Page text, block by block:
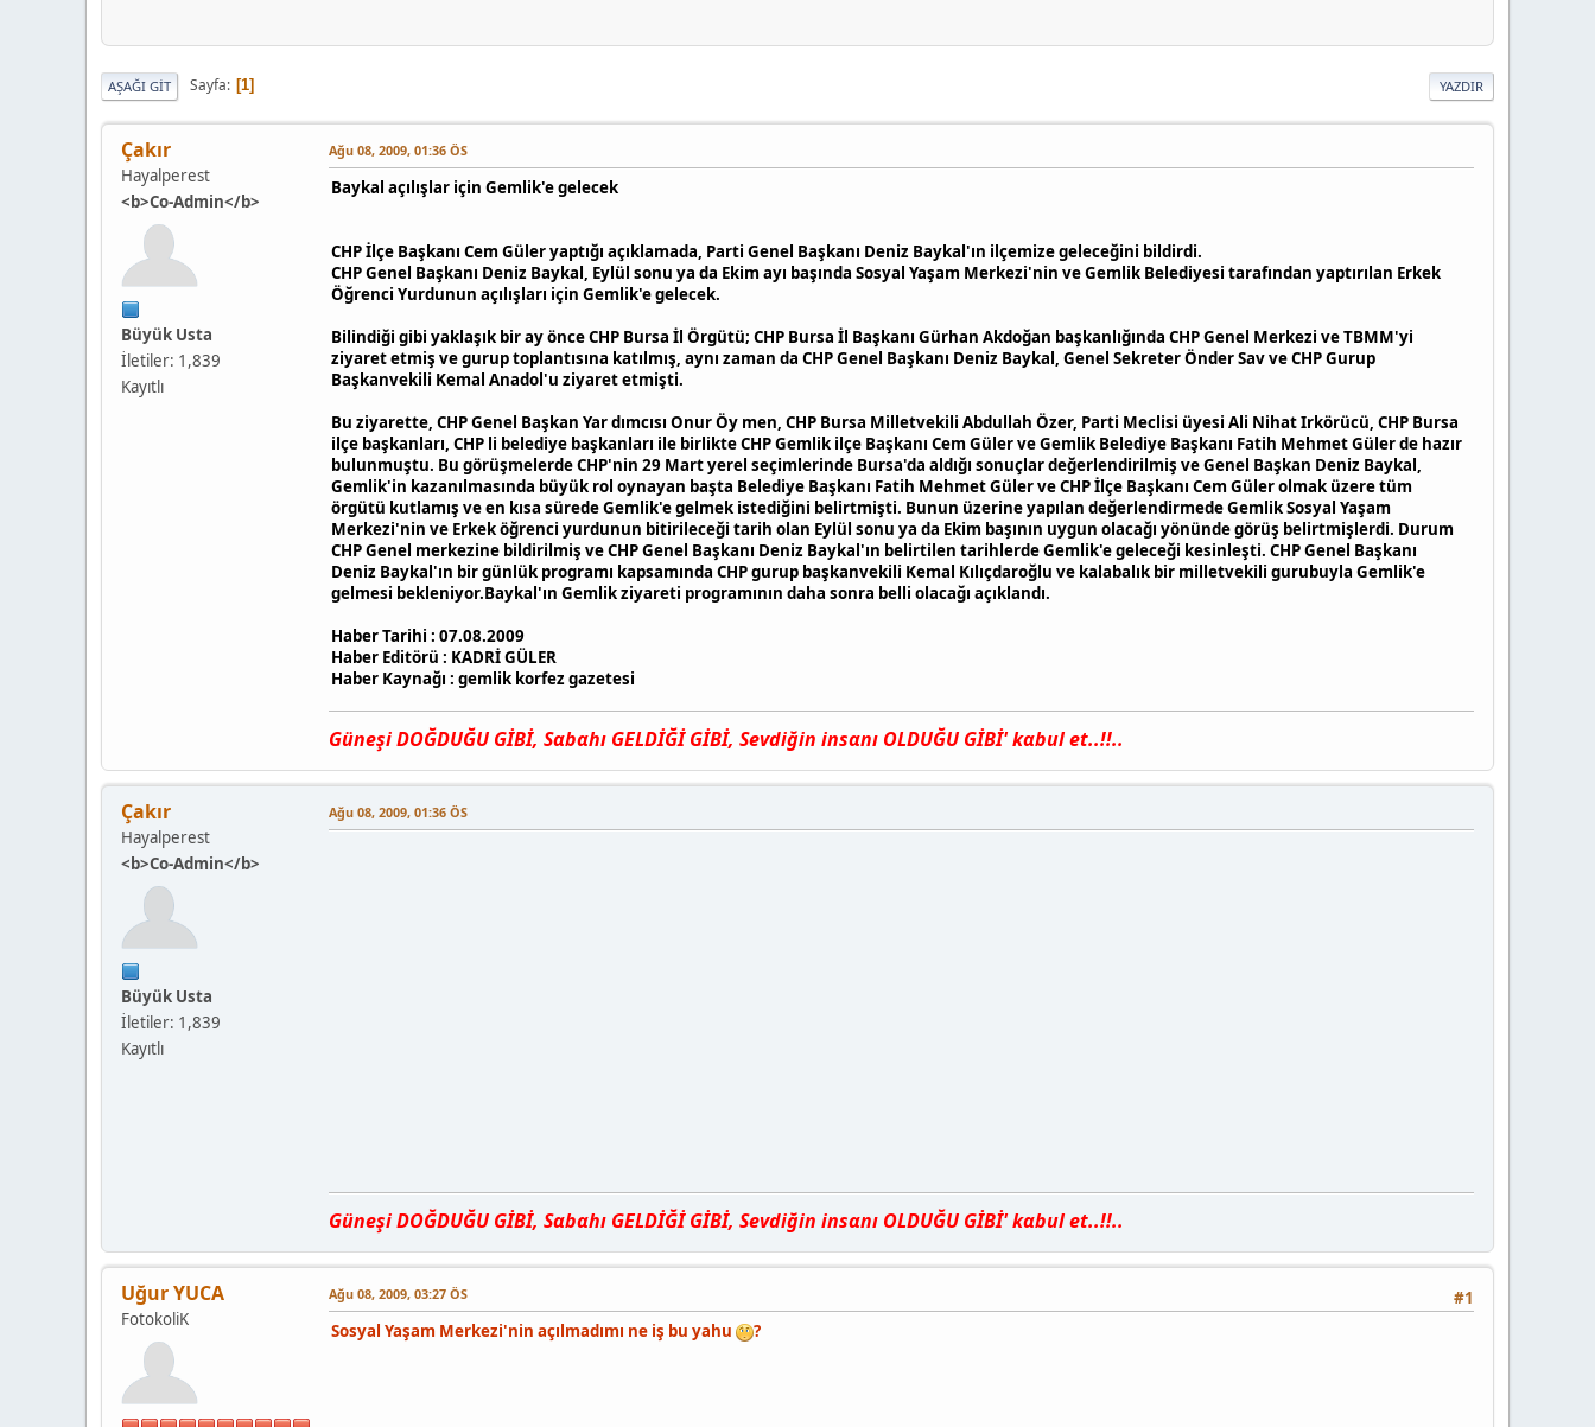
YAZDIR
AŞAĞI GIT Sayfa 1
Çakır
Hayalperest
<b>Co-Admin</b>
Büyük Usta
İletiler: 1,839
Kayıtlı
Ağu 08, 2009, 01:36 ÖS
Baykal açılışlar için Gemlik'e gelecek
CHP İlçe Başkanı Cem Güler yaptığı açıklamada, Parti Genel Başkanı Deniz Baykal'ın ilçemize geleceğini bildirdi.
CHP Genel Başkanı Deniz Baykal, Eylül sonu ya da Ekim ayı başında Sosyal Yaşam Merkezi'nin ve Gemlik Belediyesi tarafından yaptırılan Erkek
Öğrenci Yurdunun açılışları için Gemlik'e gelecek.
Bilindiği gibi yaklaşık bir ay önce CHP Bursa İl Örgütü; CHP Bursa İl Başkanı Gürhan Akdoğan başkanlığında CHP Genel Merkezi ve TBMM'yi
ziyaret etmiş ve gurup toplantısına katılmış, aynı zaman da CHP Genel Başkanı Deniz Baykal, Genel Sekreter Önder Sav ve CHP Gurup
Başkanvekili Kemal Anadol'u ziyaret etmişti.
Bu ziyarette, CHP Genel Başkan Yar dımcısı Onur Öy men, CHP Bursa Milletvekili Abdullah Özer, Parti Meclisi üyesi Ali Nihat Irkörücü, CHP Bursa
ilçe başkanları, CHP li belediye başkanları ile birlikte CHP Gemlik ilçe Başkanı Cem Güler ve Gemlik Belediye Başkanı Fatih Mehmet Güler de hazır
bulunmuştu. Bu görüşmelerde CHP'nin 29 Mart yerel seçimlerinde Bursa'da aldığı sonuçlar değerlendirilmiş ve Genel Başkan Deniz Baykal,
Gemlik'in kazanılmasında büyük rol oynayan başta Belediye Başkanı Fatih Mehmet Güler ve CHP İlçe Başkanı Cem Güler olmak üzere tüm
örgütü kutlamış ve en kısa sürede Gemlik'e gelmek istediğini belirtmişti. Bunun üzerine yapılan değerlendirmede Gemlik Sosyal Yaşam
Merkezi'nin ve Erkek öğrenci yurdunun bitirileceği tarih olan Eylül sonu ya da Ekim başının uygun olacağı yönünde görüş belirtmişlerdi. Durum
CHP Genel merkezine bildirilmiş ve CHP Genel Başkanı Deniz Baykal'ın belirtilen tarihlerde Gemlik'e geleceği kesinleşti. CHP Genel Başkanı
Deniz Baykal'ın bir günlük programı kapsamında CHP gurup başkanvekili Kemal Kılıçdaroğlu ve kalabalık bir milletvekili gurubuyla Gemlik'e
gelmesi bekleniyor.Baykal'ın Gemlik ziyareti programının daha sonra belli olacağı açıklandı.
Haber Tarihi : 07.08.2009
Haber Editörü : KADRİ GÜLER
Haber Kaynağı : gemlik korfez gazetesi
Güneşi DOĞDUĞU GİBİ, Sαbαhı GELDİĞİ GİBİ, Sevdiğin insαnı OLDUĞU GİBİ' kαbul et..!!..
Çakır
Hayalperest
<b>Co-Admin</b>
Büyük Usta
İletiler: 1,839
Kayıtlı
Ağu 08, 2009, 01:36 ÖS
Güneşi DOĞDUĞU GİBİ, Sαbαhı GELDİĞİ GİBİ, Sevdiğin insαnı OLDUĞU GİBİ' kαbul et..!!..
Uğur YUCA
FotokoliK
#1
Ağu 08, 2009, 03:27 ÖS
Sosyal Yaşam Merkezi'nin açılmadımı ne iş bu yahu ?